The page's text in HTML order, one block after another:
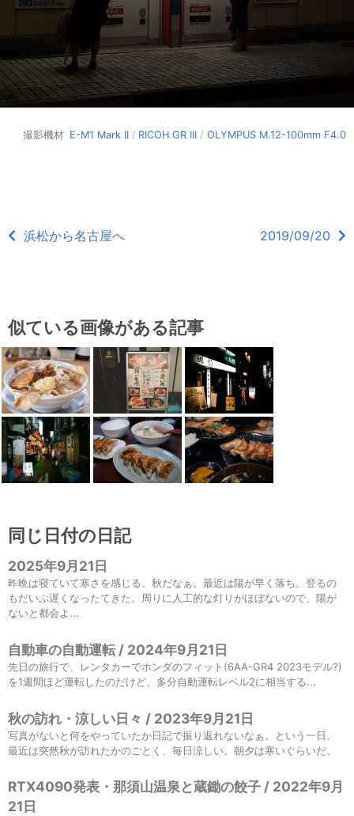
撮影機材 E-M1 Mark II / RICOH GR III / OLYMPUS M.12-100mm F4.0
浜松から名古屋へ 2019/09/20
似ている画像がある記事
同じ日付の日記
2025年9月21日
昨晩は寝ていて寒さを感じる。秋だなぁ。最近は陽が早く落ち、登るの
もだいぶ遅くなったてきた。周りに人工的な灯りがほぼないので、陽が
ないと都会よ...
自動車の自動運転 / 2024年9月21日
先日の旅行で、レンタカーでホンダのフィット(6AA-GR4 2023モデル?)
を1週間ほど運転したのだけど、多分自動運転レベル2に相当する...
秋の訪れ・涼しい日々 / 2023年9月21日
写真がないと何をやっていたか日記で振り返れないなぁ。という一日。
最近は突然秋が訪れたかのごとく、毎日涼しい。朝夕は寒いぐらいだ。
RTX4090発表・那須山温泉と蔵鋤の餃子 / 2022年9月
21日